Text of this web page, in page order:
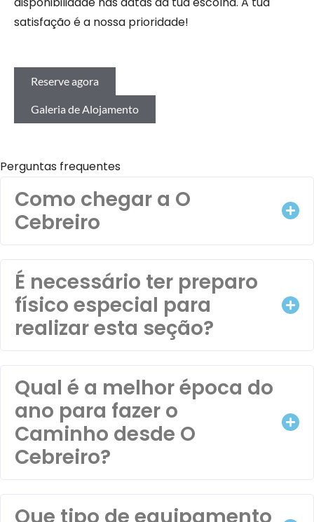
satisfação é a nossa prioridade!
Reserve agora
Galeria de Alojamento
Perguntas frequentes
Como chegar a O
Cebreiro
É necessário ter preparo
físico especial para
realizar esta seção?
Qual é a melhor época do
ano para fazer o
Caminho desde O
Cebreiro?
Que tipo de equipamento